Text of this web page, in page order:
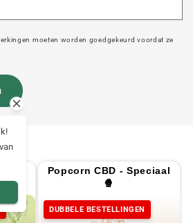
moeten worden goedgekeurd voordat ze
Popcorn CBD - Speciaal
🍿
DUBBELE BESTELLINGEN